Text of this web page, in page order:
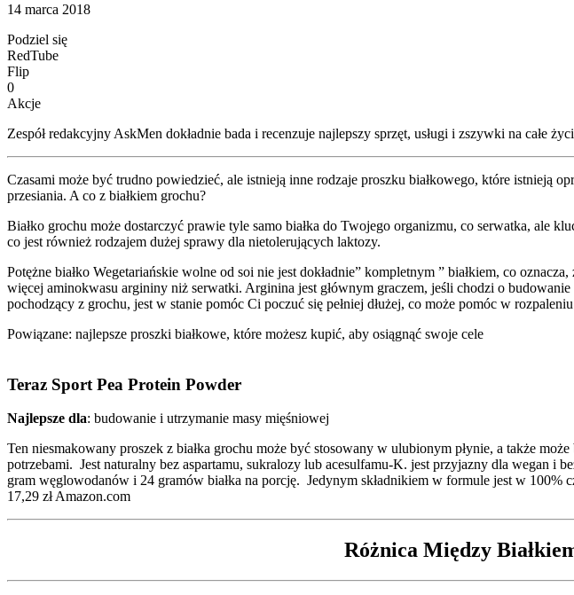
14 marca 2018
Podziel się
RedTube
Flip
0
Akcje
Zespół redakcyjny AskMen dokładnie bada i recenzuje najlepszy sprzęt, usługi i zszywki na całe
Czasami może być trudno powiedzieć, ale istnieją inne rodzaje proszku białkowego, które istnieją
przesiania. A co z białkiem grochu?
Białko grochu może dostarczyć prawie tyle samo białka do Twojego organizmu, co serwatka, ale
co jest również rodzajem dużej sprawy dla nietolerujących laktozy.
Potężne białko Wegetariańskie wolne od soi nie jest dokładnie” kompletnym ” białkiem, co
więcej aminokwasu argininy niż serwatki. Arginina jest głównym graczem, jeśli chodzi o
pochodzący z grochu, jest w stanie pomóc Ci poczuć się pełniej dłużej, co może pomóc w
Powiązane: najlepsze proszki białkowe, które możesz kupić, aby osiągnąć swoje cele
Teraz Sport Pea Protein Powder
Najlepsze dla: budowanie i utrzymanie masy mięśniowej
Ten niesmakowany proszek z białka grochu może być stosowany w ulubionym płynie, a także
potrzebami. Jest naturalny bez aspartamu, sukralozy lub acesulfamu-K. jest przyjazny dla wegan i
gram węglowodanów i 24 gramów białka na porcję. Jedynym składnikiem w formule jest w 100%
17,29 zł Amazon.com
Różnica Między